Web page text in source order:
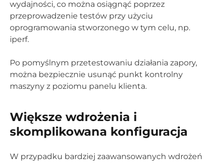
wydajności, co można osiągnąć poprzez
przeprowadzenie testów przy użyciu
oprogramowania stworzonego w tym celu, np.
iperf.
Po pomyślnym przetestowaniu działania zapory,
można bezpiecznie usunąć punkt kontrolny
maszyny z poziomu panelu klienta.
Większe wdrożenia i
skomplikowana konfiguracja
W przypadku bardziej zaawansowanych wdrożeń